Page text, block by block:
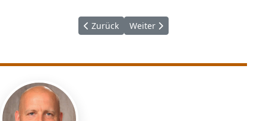
Vorheriger Beitrag: Digitale Welt im
Zurück Nächster Beitrag: Unser
Weiter